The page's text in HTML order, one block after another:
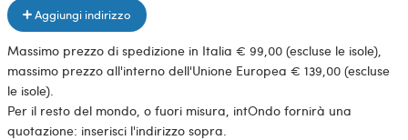
Aggiungi indirizzo
Massimo prezzo di spedizione in Italia € 99,00 (escluse le isole),
massimo prezzo all'interno dell'Unione Europea € 139,00 (escluse
le isole).
Per il resto del mondo, o fuori misura, intOndo fornirà una
quotazione: inserisci l'indirizzo sopra.